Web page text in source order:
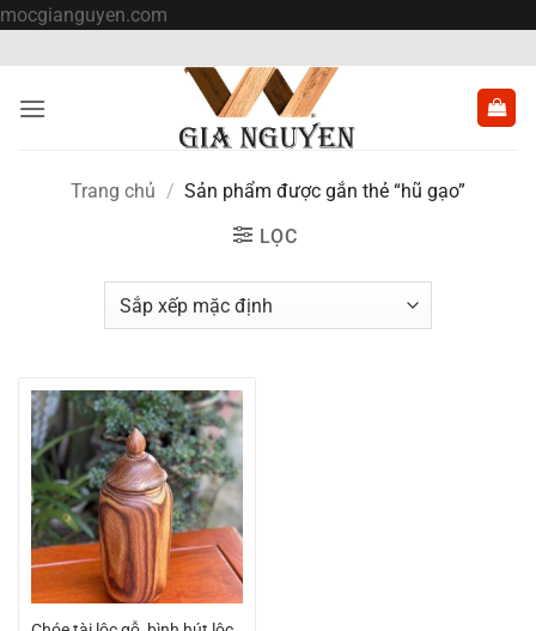
mocgianguyen.com
nội
dung
Trang chủ / Sản phẩm được gắn thẻ “hũ gạo”
LỌC